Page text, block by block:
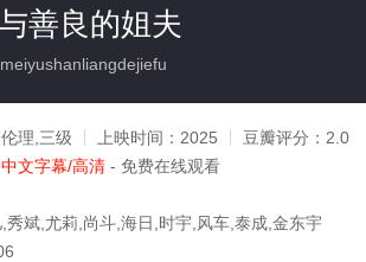
善良的姐夫
伦理,三级 上映时间： 2025 豆瓣评分： 2.0
中文字幕/高清 - 免费在线观看
秀斌,尤莉,尚斗,海日,时宇,风车,泰成,金东宇